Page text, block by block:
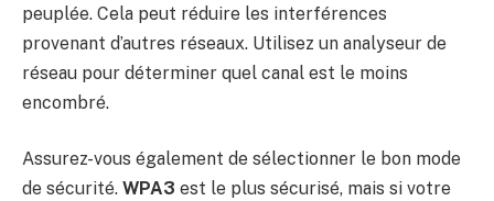
peuplée. Cela peut réduire les interférences
provenant d’autres réseaux. Utilisez un analyseur de
réseau pour déterminer quel canal est le moins
encombré.
Assurez-vous également de sélectionner le bon mode
de sécurité. WPA3 est le plus sécurisé, mais si votre